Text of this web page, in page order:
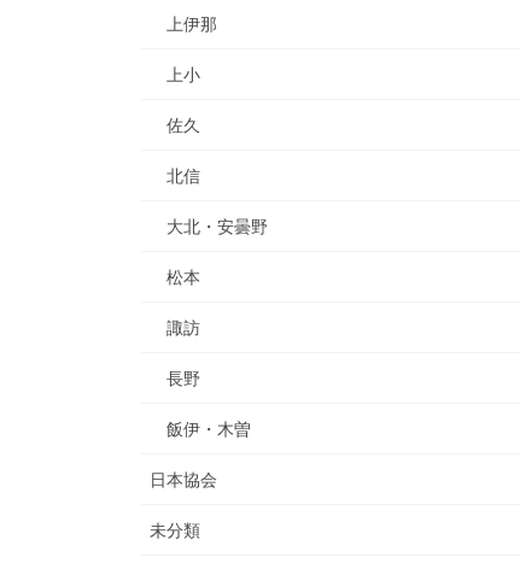
上伊那
上小
佐久
北信
大北・安曇野
松本
諏訪
長野
飯伊・木曽
日本協会
未分類